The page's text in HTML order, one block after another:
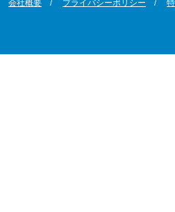
会社概要 プライバシーポリシー